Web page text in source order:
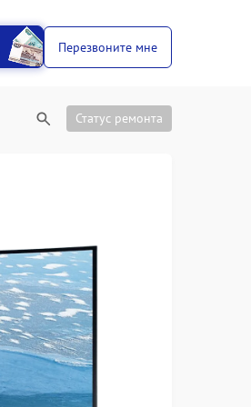
Перезвоните мне
Статус ремонта